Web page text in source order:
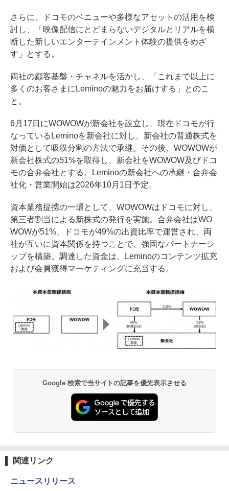
さらに、ドコモのベニューや多様なアセットの活用を検
討し、「映像配信にとどまらないデジタルとリアルを横
断した新しいエンターテインメント体験の提供をめざ
す」とする。
両社の顧客基盤・チャネルを活かし、「これまで以上に
多くのお客さまにLeminoの魅力をお届けする」とのこ
と。
6月17日にWOWOWが新会社を設立し、現在ドコモが行
なっているLeminoを新会社に対し、新会社の普通株式を
対価として吸収分割の方法で承継。その後、WOWOWが
新会社株式の51%を取得し、新会社をWOWOW及びドコ
モの合弁会社とする。Leminoの新会社への承継・合弁会
社化・営業開始は2026年10月1日予定。
資本業務提携の一環として、WOWOWはドコモに対し、
第三者割当による新株式の発行を実施。合弁会社はWO
WOWが51%、ドコモが49%の出資比率で運営され、両
社が互いに資本関係を持つことで、強固なパートナーシ
ップを構築。調達した資金は、Leminoのコンテンツ拡充
および会員獲得マーケティングに充当する。
Google 検索で当サイトの記事を優先表示させる
関連リンク
ニュースリリース